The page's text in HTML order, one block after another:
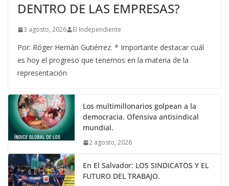
DENTRO DE LAS EMPRESAS?
3 agosto, 2026 El Independiente
Por: Róger Hernán Gutiérrez. * Importante destacar cuál
es hoy el progreso que tenemos en la materia de la
representación
Los multimillonarios golpean a la
democracia. Ofensiva antisindical
mundial.
2 agosto, 2026
En El Salvador: LOS SINDICATOS Y EL
FUTURO DEL TRABAJO.